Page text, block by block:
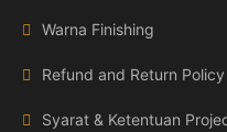
Warna Finishing
Refund and Return Policy
Syarat & Ketentuan